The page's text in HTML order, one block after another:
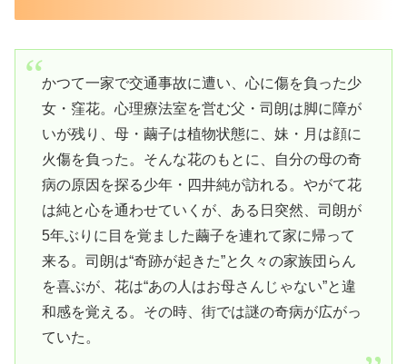
かつて一家で交通事故に遭い、心に傷を負った少
女・窪花。心理療法室を営む父・司朗は脚に障が
いが残り、母・繭子は植物状態に、妹・月は顔に
火傷を負った。そんな花のもとに、自分の母の奇
病の原因を探る少年・四井純が訪れる。やがて花
は純と心を通わせていくが、ある日突然、司朗が
5年ぶりに目を覚ました繭子を連れて家に帰って
来る。司朗は“奇跡が起きた”と久々の家族団らん
を喜ぶが、花は“あの人はお母さんじゃない”と違
和感を覚える。その時、街では謎の奇病が広がっ
ていた。